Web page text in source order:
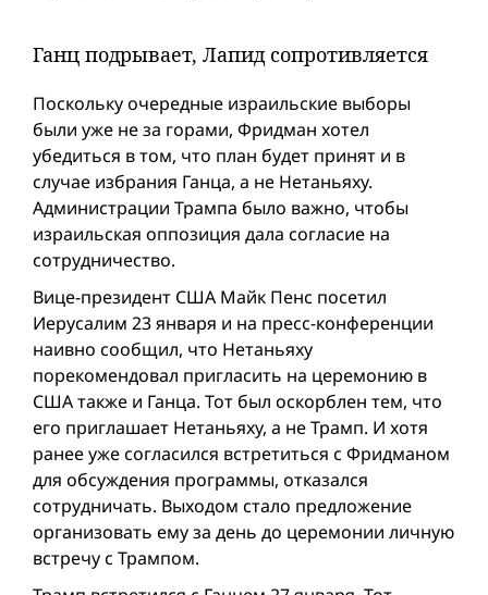
Ганц подрывает, Лапид сопротивляется
Поскольку очередные израильские выборы
были уже не за горами, Фридман хотел
убедиться в том, что план будет принят и в
случае избрания Ганца, а не Нетаньяху.
Администрации Трампа было важно, чтобы
израильская оппозиция дала согласие на
сотрудничество.
Вице-президент США Майк Пенс посетил
Иерусалим 23 января и на пресс-конференции
наивно сообщил, что Нетаньяху
порекомендовал пригласить на церемонию в
США также и Ганца. Тот был оскорблен тем, что
его приглашает Нетаньяху, а не Трамп. И хотя
ранее уже согласился встретиться с Фридманом
для обсуждения программы, отказался
сотрудничать. Выходом стало предложение
организовать ему за день до церемонии личную
встречу с Трампом.